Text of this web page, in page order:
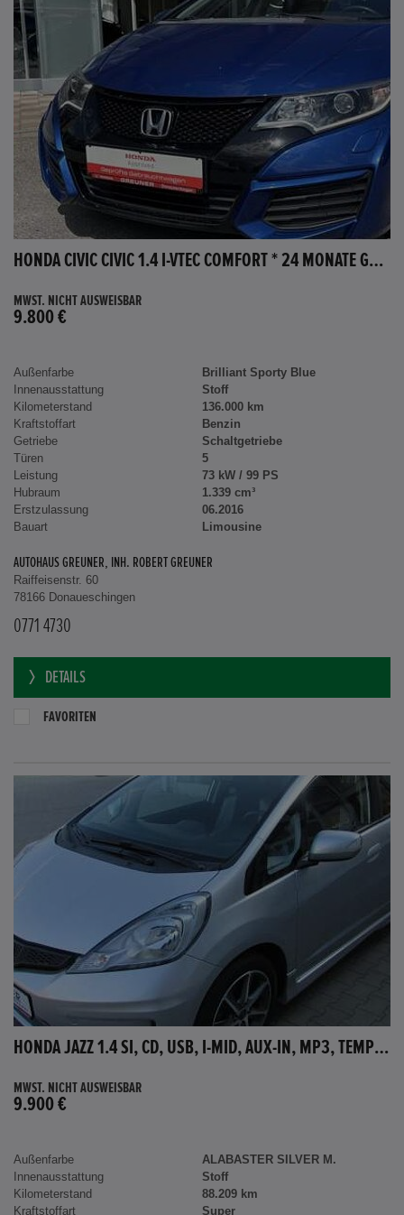
HONDA CIVIC CIVIC 1.4 I-VTEC COMFORT * 24 MONATE GARANTIE *
MWST. NICHT AUSWEISBAR
9.800 €
Außenfarbe
Brilliant Sporty Blue
Innenausstattung
Stoff
Kilometerstand
136.000 km
Kraftstoffart
Benzin
Getriebe
Schaltgetriebe
Türen
5
Leistung
73 kW / 99 PS
Hubraum
1.339 cm³
Erstzulassung
06.2016
Bauart
Limousine
AUTOHAUS GREUNER, INH. ROBERT GREUNER
Raiffeisenstr. 60
78166 Donaueschingen
0771 4730
DETAILS
FAVORITEN
HONDA JAZZ 1.4 SI, CD, USB, I-MID, AUX-IN, MP3, TEMPOMAT
MWST. NICHT AUSWEISBAR
9.900 €
Außenfarbe
ALABASTER SILVER M.
Innenausstattung
Stoff
Kilometerstand
88.209 km
Kraftstoffart
Super